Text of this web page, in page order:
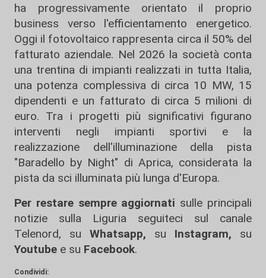
ha progressivamente orientato il proprio
business verso l'efficientamento energetico.
Oggi il fotovoltaico rappresenta circa il 50% del
fatturato aziendale. Nel 2026 la società conta
una trentina di impianti realizzati in tutta Italia,
una potenza complessiva di circa 10 MW, 15
dipendenti e un fatturato di circa 5 milioni di
euro. Tra i progetti più significativi figurano
interventi negli impianti sportivi e la
realizzazione dell'illuminazione della pista
"Baradello by Night" di Aprica, considerata la
pista da sci illuminata più lunga d'Europa.
Per restare sempre aggiornati sulle principali
notizie sulla Liguria seguiteci sul canale
Telenord, su
Whatsapp, su Instagram, su
Youtube e su Facebook.
Condividi: